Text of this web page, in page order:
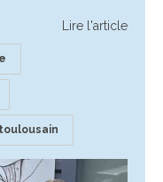
Lire l'article